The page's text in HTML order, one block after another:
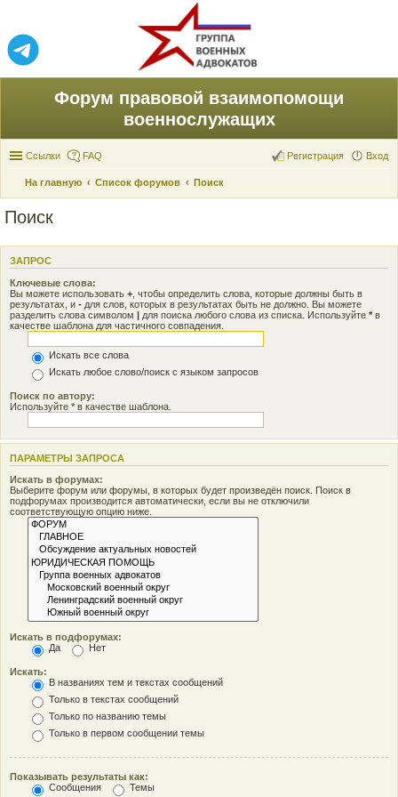
Форум правовой взаимопомощи
военнослужащих
Ссылки FAQ Вход
Регистрация
На главную Список форумов Поиск
Поиск
ЗАПРОС
Ключевые слова:
Вы можете использовать + , чтобы определить слова, которые должны быть в
результатах, и - для слов, которых в результатах быть не должно. Вы можете
разделить слова символом | для поиска любого слова из списка. Используйте * в
качестве шаблона для частичного совпадения.
Искать все слова
Искать любое слово/поиск с языком запросов
Поиск по автору:
Используйте * в качестве шаблона.
ПАРАМЕТРЫ ЗАПРОСА
Искать в форумах:
Выберите форум или форумы, в которых будет произведён поиск. Поиск в
подфорумах производится автоматически, если вы не отключили
соответствующую опцию ниже.
Искать в подфорумах:
Да
Нет
Искать:
В названиях тем и текстах сообщений
Только в текстах сообщений
Только по названию темы
Только в первом сообщении темы
Показывать результаты как:
Сообщения
Темы